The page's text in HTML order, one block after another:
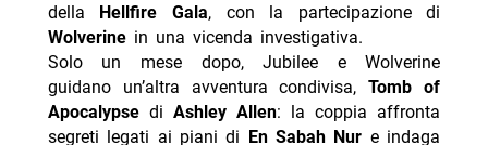
della Hellfire Gala, con la partecipazione di
Wolverinein una vicenda investigativa.
Solo un mese dopo, Jubilee e Wolverine
guidano un’altra avventura condivisa,Tomb of
Apocalypsedi Ashley Allen: la coppia affronta
segreti legati ai piani di En Sabah Nur e indaga